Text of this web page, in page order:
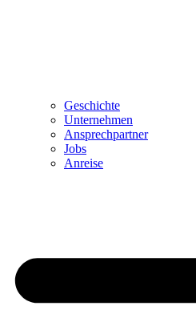
Geschichte
Unternehmen
Ansprechpartner
Jobs
Anreise